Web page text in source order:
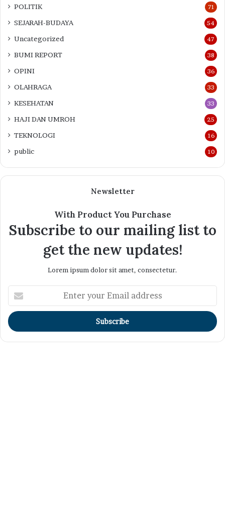
POLITIK 71
SEJARAH-BUDAYA 54
Uncategorized 47
BUMI REPORT 38
OPINI 36
OLAHRAGA 33
KESEHATAN 33
HAJI DAN UMROH 25
TEKNOLOGI 16
public 10
Newsletter
With Product You Purchase
Subscribe to our mailing list to
get the new updates!
Lorem ipsum dolor sit amet, consectetur.
your
Email
address